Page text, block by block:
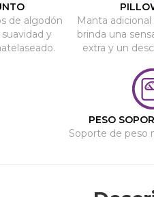
de algodón
y
Manta
brinda una
extra y un
PESO
Soporte de peso